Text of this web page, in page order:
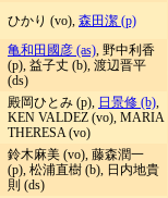
ひかり (vo), 森田潔 (p)
亀和田國彦 (as), 野中利香
(p), 益子丈 (b), 渡辺晋平
(ds)
殿岡ひとみ (p), 日景修 (b),
KEN VALDEZ (vo), MARIA
THERESA (vo)
鈴木麻美 (vo), 藤森潤一
(p), 松浦直樹 (b), 日内地貴
則 (ds)